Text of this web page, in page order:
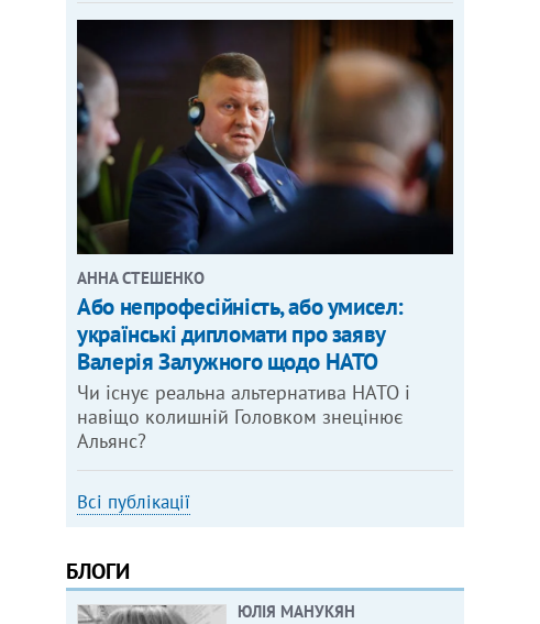
АННА СТЕШЕНКО
Або непрофесійність, або умисел:
українські дипломати про заяву
Валерія Залужного щодо НАТО
Чи існує реальна альтернатива НАТО і
навіщо колишній Головком знецінює
Альянс?
Всі публікації
БЛОГИ
ЮЛІЯ МАНУКЯН